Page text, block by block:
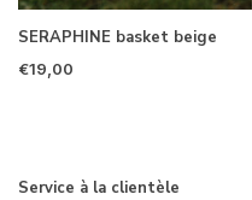
SERAPHINE basket beige
€19,00
Service à la clientèle